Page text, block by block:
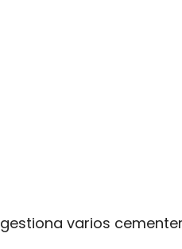
gestiona varios